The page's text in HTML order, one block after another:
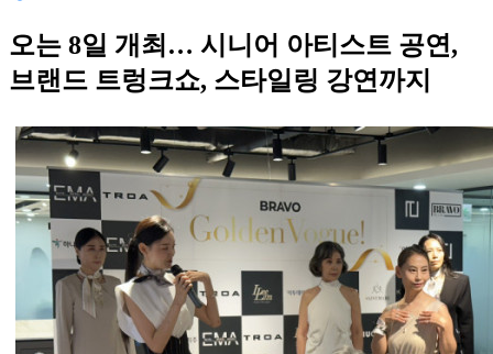
오는 8일 개최… 시니어 아티스트 공연,
브랜드 트렁크쇼, 스타일링 강연까지